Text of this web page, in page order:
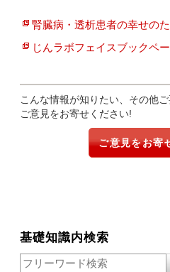
腎臓病・透析患者の幸せの
じんラボフェイスブックペ
こんな情報が知りたい、その他
ご意見をお寄せください!
ご意見をお寄
基礎知識内検索